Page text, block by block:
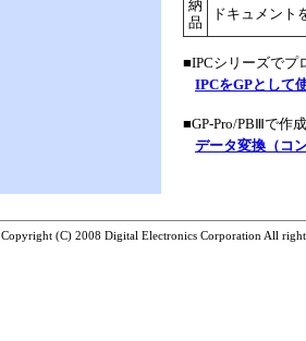
納
品
ドキュメント
■IPCシリーズでプ
IPCをGPとして
■GP-Pro/PBⅢで作
データ変換（コ
Copyright (C) 2008 Digital Electronics Corporation All